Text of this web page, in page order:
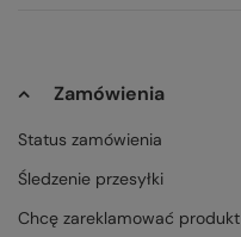
Zamówienia
Status zamówienia
Śledzenie przesyłki
Chcę zareklamować produkt